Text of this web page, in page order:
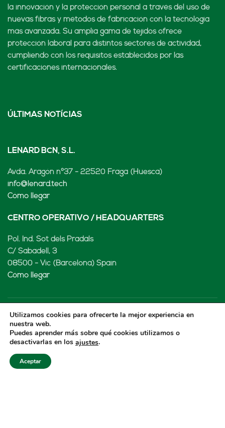
la innovación y la protección personal a través del uso de
nuevas fibras y métodos de fabricación con la tecnología
más avanzada. Su amplia gama de tejidos ofrece
protección laboral para distintos sectores de actividad,
cumpliendo con los requisitos establecidos por las
certificaciones internacionales.
ÚLTIMAS NOTÍCIAS
LENARD BCN, S.L.
Avda. Aragón nº37 - 22520 Fraga (Huesca)
info@lenard.tech
Cómo llegar
CENTRO OPERATIVO / HEADQUARTERS
Pol. Ind. Sot dels Pradals
C/ Sabadell, 3
08500 - Vic (Barcelona) Spain
Cómo llegar
LENARD MX, S de RL de CV
Rio Atoyac 30. Parque Industrial Empresarial
Cuautlancingo
Cuautlancingo, 72730 Puebla (México)
Utilizamos cookies para ofrecerte la mejor experiencia en
nuestra web.
Puedes aprender más sobre qué cookies utilizamos o
desactivarlas en los ajustes.
Aceptar